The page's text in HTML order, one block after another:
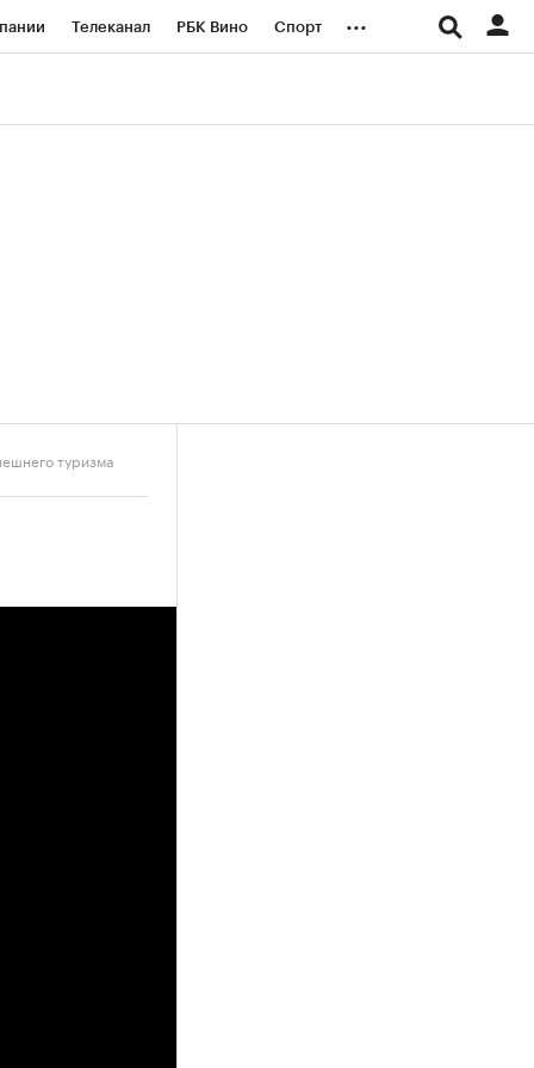
Телеканал РБК Вино Спорт ...
туризма